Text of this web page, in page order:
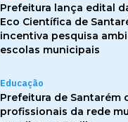
Prefeitura lança edital
Eco Científica de
incentiva pesquisa
escolas municipais
Educação
Prefeitura de Santarém
profissionais da rede